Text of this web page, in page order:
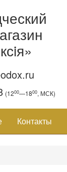
(1200—1800, МСК)
Контакты